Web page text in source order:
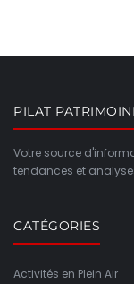
PILAT
Votre source
tendances et
CATÉGORIES
Activités en Plein Air